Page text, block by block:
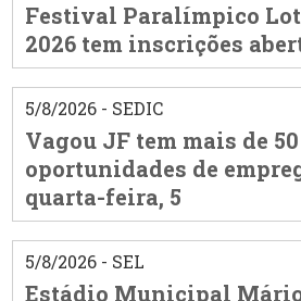
Festival Paralímpico
2026 tem inscrições
5/8/2026 - SEDIC
Vagou JF tem mais de
oportunidades de
quarta-feira, 5
5/8/2026 - SEL
Estádio Municipal